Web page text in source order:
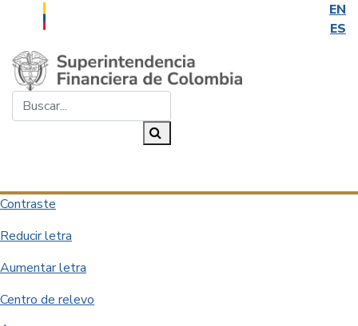
EN
ES
Saltar al contenido principal
Contraste
Reducir letra
Aumentar letra
Centro de relevo